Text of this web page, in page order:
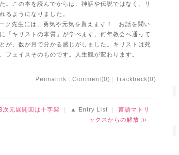
。この本を読んでからは、神話や伝説ではなく、リ
るようになりました。
ク先生には、勇気や元気を貰えます！ お話を聞い
「キリストの本質」が学べます。何年教会へ通って
が、数か月で分かる感じがしました。キリストは死
フェイスそのものです。人生観が変わります。
Permalink Comment(0) Trackback(0)
次元展開図は十字架 Entry List
言語マトリ
ックスからの解放